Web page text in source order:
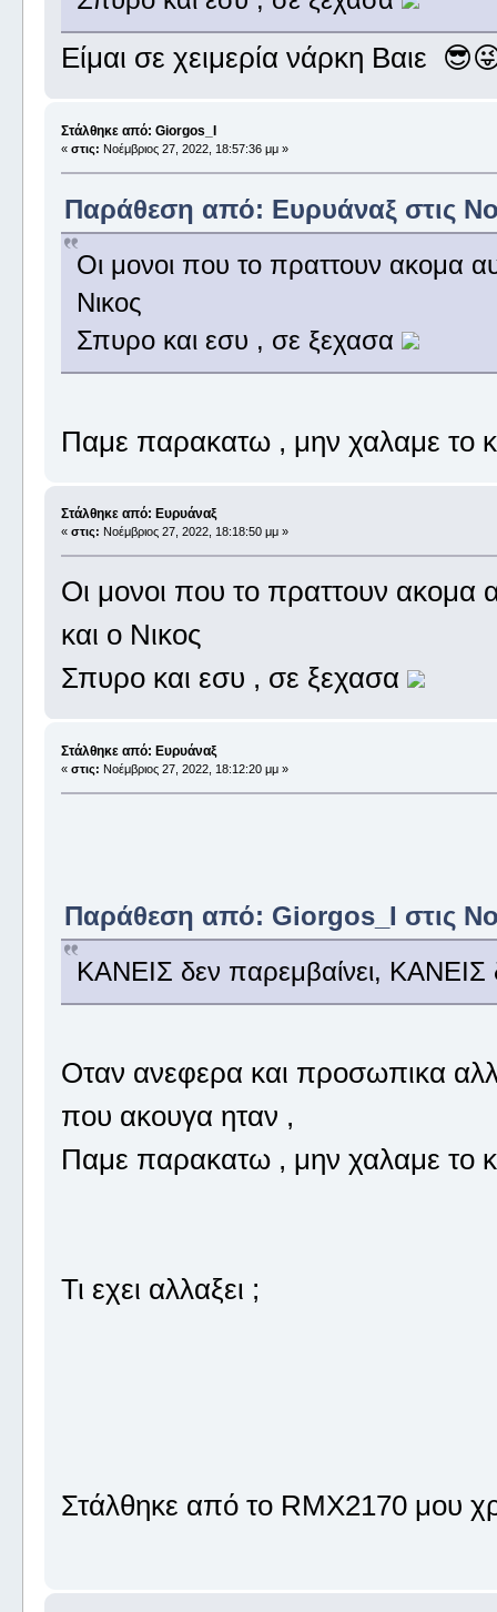
Είμαι σε χειμερία νάρκη Βαιε
Στάλθηκε από: Giorgos_I
« στις: Νοέμβριος 27, 2022, 18:57:36 μμ »
Παράθεση από: Ευρυάναξ στις
Οι μονοι που το πραττουν ακομα
Νικος
Σπυρο και εσυ , σε ξεχασα
Παμε παρακατω , μην χαλαμε το
Στάλθηκε από: Ευρυάναξ
« στις: Νοέμβριος 27, 2022, 18:18:50 μμ »
Οι μονοι που το πραττουν ακομα
και ο Νικος
Σπυρο και εσυ , σε ξεχασα
Στάλθηκε από: Ευρυάναξ
« στις: Νοέμβριος 27, 2022, 18:12:20 μμ »
Παράθεση από: Giorgos_I στις
ΚΑΝΕΙΣ δεν παρεμβαίνει, ΚΑΝΕΙΣ
Οταν ανεφερα και προσωπικα
που ακουγα ηταν ,
Παμε παρακατω , μην χαλαμε το
Τι εχει αλλαξει ;
Στάλθηκε από το RMX2170 μου